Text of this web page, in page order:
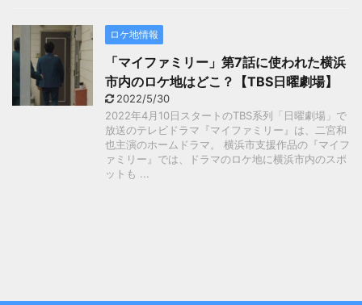
ロケ地情報
「マイファミリー」第7話に使われた横浜
市内のロケ地はどこ？【TBS日曜劇場】
2022/5/30
2022年4月10日スタートのTBS系列「日曜劇場」で
放送のテレビドラマ『マイファミリー』は、二宮和
也主演のホームドラマ。 横浜市支援作品の『マイフ
ァミリー』では、ドラマのロケ地に横浜市内のスポ
ットも ...